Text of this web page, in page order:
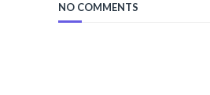
NO COMMENTS